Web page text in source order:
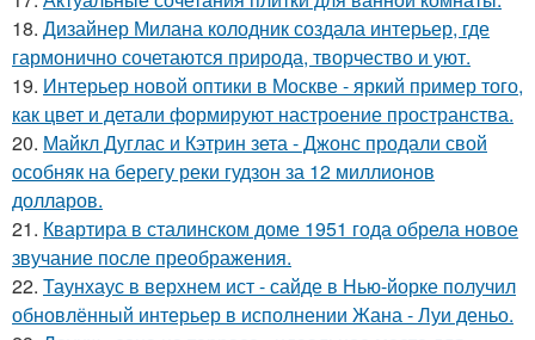
18. Дизайнер Милана колодник создала интерьер, где
гармонично сочетаются природа, творчество и уют.
19. Интерьер новой оптики в Москве - яркий пример того,
как цвет и детали формируют настроение пространства.
20. Майкл Дуглас и Кэтрин зета - Джонс продали свой
особняк на берегу реки гудзон за 12 миллионов
долларов.
21. Квартира в сталинском доме 1951 года обрела новое
звучание после преображения.
22. Таунхаус в верхнем ист - сайде в Нью-йорке получил
обновлённый интерьер в исполнении Жана - Луи деньо.